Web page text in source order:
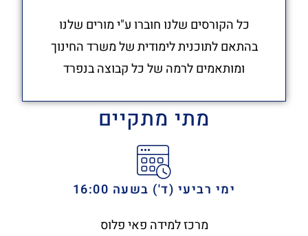
כל הקורסים שלנו חוברו ע"י מורים שלנו
בהתאם לתוכנית לימודית של משרד החינוך
ומותאמים לרמה של כל קבוצה בנפרד
מתי מתקיים
ימי רביעי (ד') בשעה 16:00
מרכז למידה פאי פלוס